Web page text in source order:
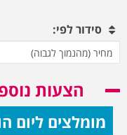
סידור לפי:
הצעות
מומלצים ליום